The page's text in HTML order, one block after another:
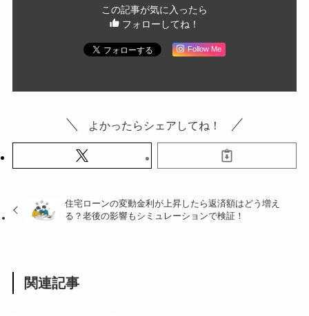
この記事が気に入ったら
フォローしてね！
Follow Me
よかったらシェアしてね！
住宅ローンの変動金利が上昇したら返済額はどう増え
る？老後の影響もシミュレーションで検証！
関連記事